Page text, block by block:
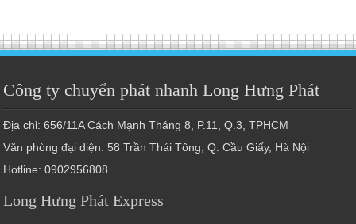
Công ty chuyển phát nhanh Long Hưng Phát
Địa chỉ: 656/11A Cách Mạnh Tháng 8, P.11, Q.3, TPHCM
Văn phòng đại diện: 58 Trần Thái Tông, Q. Cầu Giấy, Hà Nội
Hotline: 0902956808
Long Hưng Phát Express